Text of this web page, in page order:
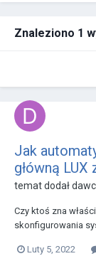
Znaleziono 1
Jak
główną
temat dodał
Czy ktoś zna
skonfigurowania
Luty 5, 2022